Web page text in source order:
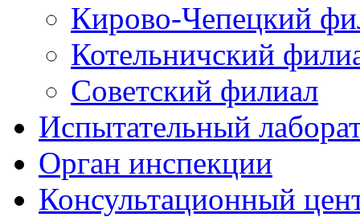
Кирово-Чепецкий
Котельничский
Советский филиал
Испытательный
Орган инспекции
Консультационный